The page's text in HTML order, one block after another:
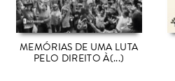
MEMÓRIAS DE UMA LUTA
PELO DIREITO À(...)